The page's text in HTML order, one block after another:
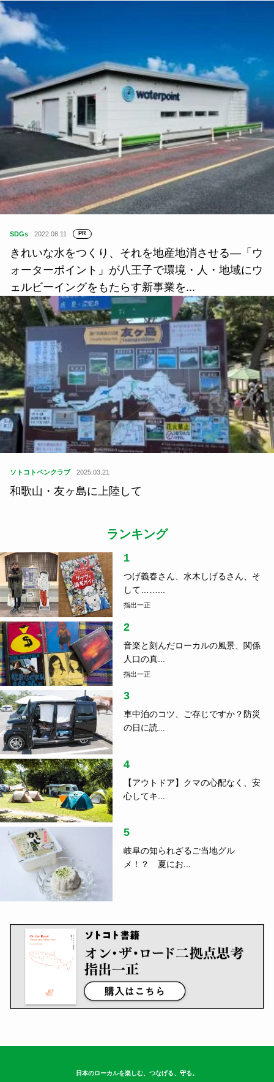
SDGs 2022.08.11 PR
きれいな水をつくり、それを地産地消させる―「ウ
ォーターポイント」が八王子で環境・人・地域にウ
ェルビーイングをもたらす新事業を...
ソトコトペンクラブ 2025.03.21
和歌山・友ヶ島に上陸して
ランキング
1
つげ義春さん、水木しげるさん、そ
して……...
指出一正
2
音楽と刻んだローカルの風景、関係
人口の真...
指出一正
3
車中泊のコツ、ご存じですか？防災
の日に読...
4
【アウトドア】クマの心配なく、安
心してキ...
5
岐阜の知られざるご当地グル
メ！？ 夏にお...
日本のローカルを楽しむ、つなげる、守る。